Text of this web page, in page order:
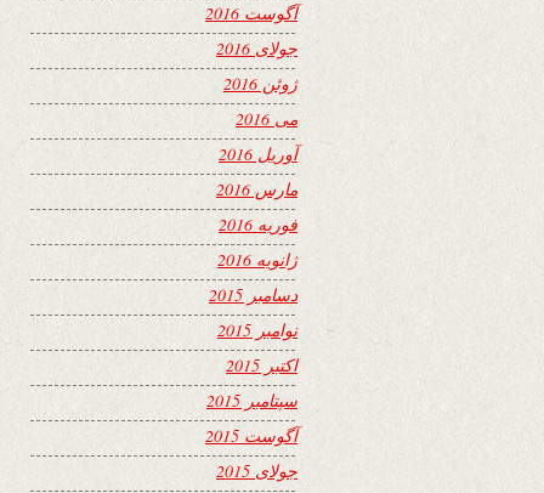
آگوست 2016
جولای 2016
ژوئن 2016
می 2016
آوریل 2016
مارس 2016
فوریه 2016
ژانویه 2016
دسامبر 2015
نوامبر 2015
اکتبر 2015
سپتامبر 2015
آگوست 2015
جولای 2015